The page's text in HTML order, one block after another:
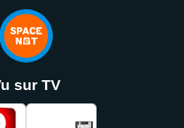
sur TV